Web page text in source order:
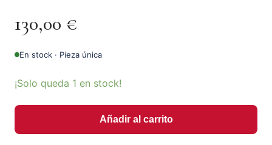
130,00 €
En stock · Pieza única
¡Solo queda 1 en stock!
Añadir al carrito